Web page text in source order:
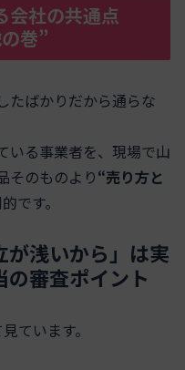
会社の共通点
巻”
たばかりだから通らな
いる事業者を、現場で山
そのものより“売り方と
です。
が浅いから」は実
審査ポイント
ています。